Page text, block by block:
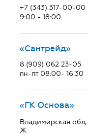
+7 (343) 317-00-00
9:00 - 18:00
«Сантрейд»
8 (909) 062 23-05
пн-пт 08:00- 16:30
«ГК Основа»
Владимирская
Ж